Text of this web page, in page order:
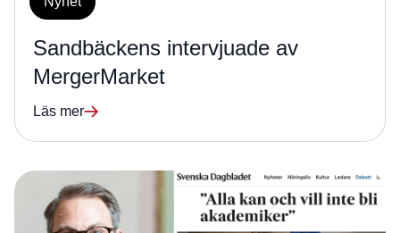
Sandbäckens intervjuade av
MergerMarket
Läs mer